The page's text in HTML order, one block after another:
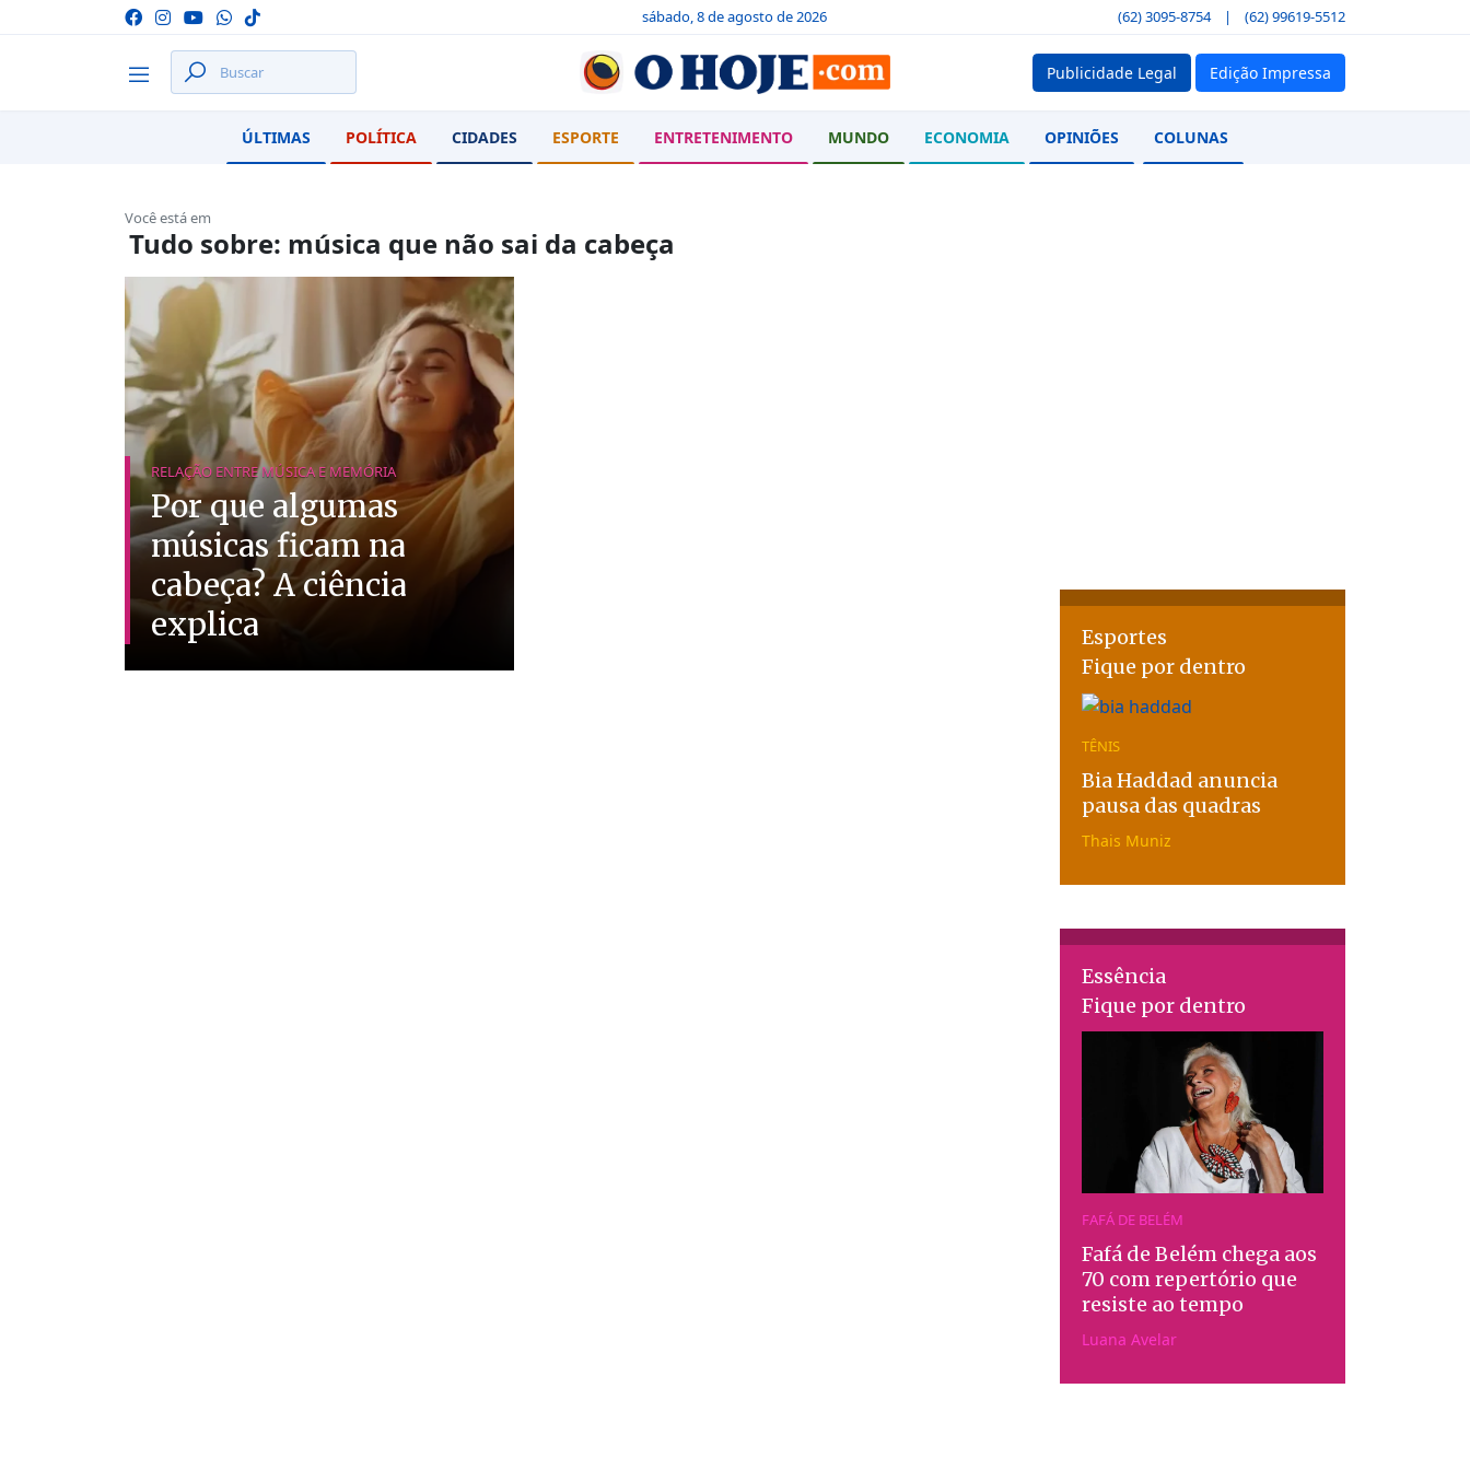
sábado, 8 de agosto de 2026 (62) 3095-8754 | (62) 99619-5512
Publicidade Legal Edição Impressa
ÚLTIMAS POLÍTICA CIDADES ESPORTE ENTRETENIMENTO MUNDO ECONOMIA OPINIÕES COLUNAS
Você está em
Tudo sobre: música que não sai da cabeça
RELAÇÃO ENTRE MÚSICA E MEMÓRIA
Por que algumas
músicas ficam na
cabeça? A ciência
explica
Esportes
Fique por dentro
TÊNIS
Bia Haddad anuncia
pausa das quadras
Thais Muniz
Essência
Fique por dentro
FAFÁ DE BELÉM
Fafá de Belém chega aos
70 com repertório que
resiste ao tempo
Luana Avelar